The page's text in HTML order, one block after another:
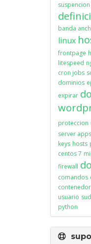
suspencion
banda
linux
frontpage
litespeed
cron jobs
dominios
expirar
proteccion
server apps
keys hosts
centos 7
firewall
comandos
contenedor
usuario
python